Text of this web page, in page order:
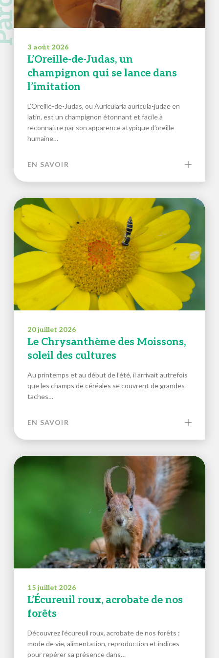
3 août 2026
L’Oreille-de-Judas, un
champignon qui se lance dans
l’imitation
L’Oreille-de-Judas, ou Auricularia auricula-judae en
latin, est un champignon étonnant et facile à
reconnaitre par son apparence atypique d’oreille
humaine…
EN SAVOIR
20 juillet 2026
Le Chrysanthème des Moissons,
soleil des cultures
Au printemps et au début de l’été, il arrivait autrefois
que les champs de céréales se couvrent de grandes
taches…
EN SAVOIR
15 juillet 2026
L’Écureuil roux, acrobate de nos
forêts
Découvrez l’écureuil roux, acrobate de nos forêts :
mode de vie, alimentation, reproduction et indices
pour repérer sa présence dans…